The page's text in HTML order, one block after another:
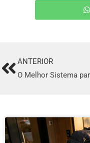
PrevANTERIOR